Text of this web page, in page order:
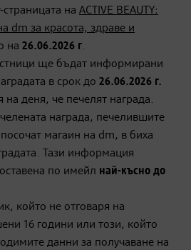
на ACTIVE BEAUTY:
dm за красота, здраве и
на 26.06.2026 г.
ще бъдат информирани
в срок до 26.06.2026 г.
деня, че печелят награда.
награда, печелившите
магаин на dm, в биха
Тази информация
по имейл най-късно до
който не отговаря на
16 години или този, който
данни за получаване на